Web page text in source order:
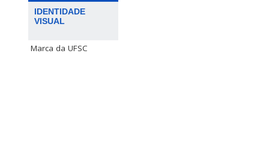
IDENTIDADE
VISUAL
Marca da UFSC